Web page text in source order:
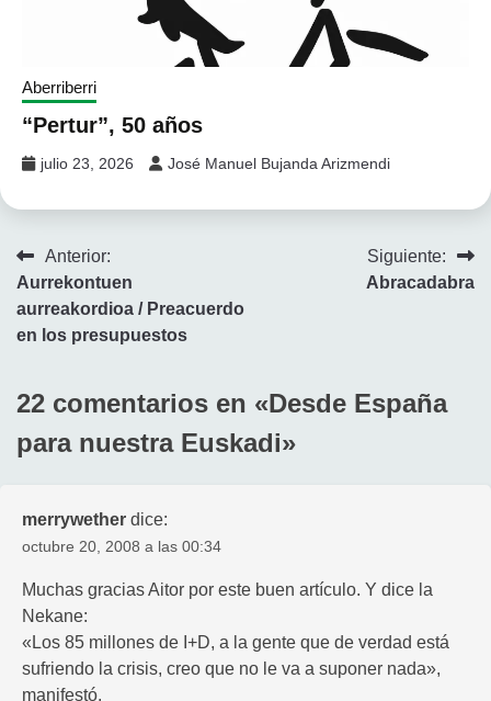
Aberriberri
“Pertur”, 50 años
julio 23, 2026 José Manuel Bujanda Arizmendi
Navegación
de
entradas
Anterior:
Aurrekontuen
aurreakordioa / Preacuerdo
en los presupuestos
Siguiente:
Abracadabra
22 comentarios en «Desde España
para nuestra Euskadi»
merrywether dice:
octubre 20, 2008 a las 00:34
Muchas gracias Aitor por este buen artículo. Y dice la
Nekane:
«Los 85 millones de I+D, a la gente que de verdad está
sufriendo la crisis, creo que no le va a suponer nada»,
manifestó.